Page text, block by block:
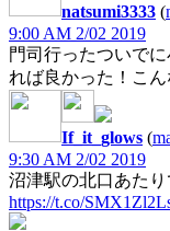
natsumi3333 (
9:00 AM 2/02 2019
門司行ったついで
れば良かった！こ
If_it_glows (
9:30 AM 2/02 2019
沼津駅の北口あた
https://t.co/